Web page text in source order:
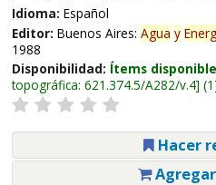
Idioma: Español
Editor: Buenos Aires: Agua y
1988
Disponibilidad: Ítems
topográfica: 621.374.5/A282/v.4
Hacer